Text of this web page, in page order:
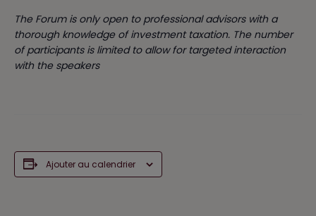
The Forum is only open to professional advisors with a
thorough knowledge of investment taxation. The number
of participants is limited to allow for targeted interaction
with the speakers
Ajouter au calendrier